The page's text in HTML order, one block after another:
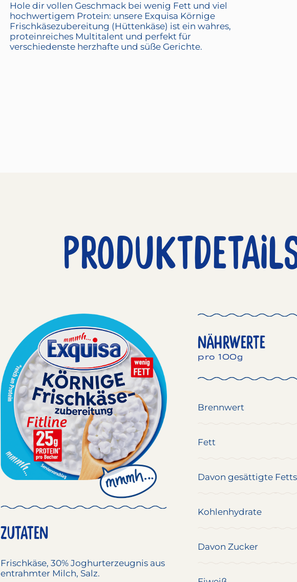
Hole dir vollen Geschmack bei wenig Fett und viel
hochwertigem Protein: unsere Exquisa Körnige
Frischkäsezubereitung (Hüttenkäse) ist ein wahres,
proteinreiches Multitalent und perfekt für
verschiedenste herzhafte und süße Gerichte.
ZUTATEN
Frischkäse, 30% Joghurterzeugnis aus
entrahmter Milch, Salz.
NÄHRWERTE
pro 100g
Brennwert
Fett
Davon gesättigte
Kohlenhydrate
Davon Zucker